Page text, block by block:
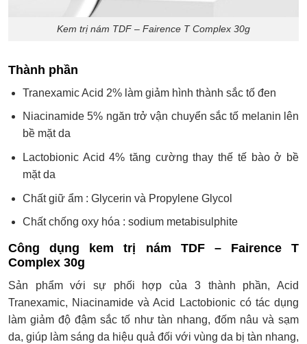
Kem trị nám TDF – Fairence T Complex 30g
Thành phần
Tranexamic Acid 2% làm giảm hình thành sắc tố đen
Niacinamide 5% ngăn trở vận chuyển sắc tố melanin lên
bề mặt da
Lactobionic Acid 4% tăng cường thay thế tế bào ở bề
mặt da
Chất giữ ẩm : Glycerin và Propylene Glycol
Chất chống oxy hóa : sodium metabisulphite
Công dụng kem trị nám TDF – Fairence T
Complex 30g
Sản phẩm với sự phối hợp của 3 thành phần, Acid
Tranexamic, Niacinamide và Acid Lactobionic có tác dụng
làm giảm độ đậm sắc tố như tàn nhang, đốm nâu và sạm
da, giúp làm sáng da hiệu quả đối với vùng da bị tàn nhang,